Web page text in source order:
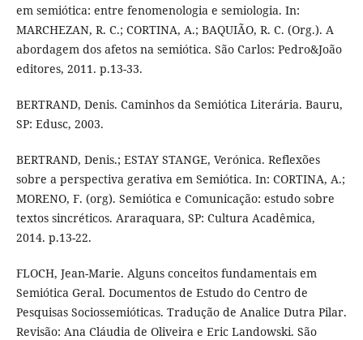
em semiótica: entre fenomenologia e semiologia. In:
MARCHEZAN, R. C.; CORTINA, A.; BAQUIÃO, R. C. (Org.). A
abordagem dos afetos na semiótica. São Carlos: Pedro&João
editores, 2011. p.13-33.
BERTRAND, Denis. Caminhos da Semiótica Literária. Bauru,
SP: Edusc, 2003.
BERTRAND, Denis.; ESTAY STANGE, Verónica. Reflexões
sobre a perspectiva gerativa em Semiótica. In: CORTINA, A.;
MORENO, F. (org). Semiótica e Comunicação: estudo sobre
textos sincréticos. Araraquara, SP: Cultura Acadêmica,
2014. p.13-22.
FLOCH, Jean-Marie. Alguns conceitos fundamentais em
Semiótica Geral. Documentos de Estudo do Centro de
Pesquisas Sociossemióticas. Tradução de Analice Dutra Pilar.
Revisão: Ana Cláudia de Oliveira e Eric Landowski. São